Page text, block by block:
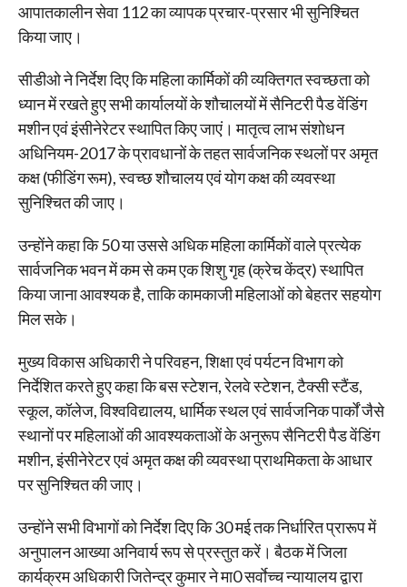
आपातकालीन सेवा 112 का व्यापक प्रचार-प्रसार भी सुनिश्चित
किया जाए।
सीडीओ ने निर्देश दिए कि महिला कार्मिकों की व्यक्तिगत स्वच्छता को
ध्यान में रखते हुए सभी कार्यालयों के शौचालयों में सैनिटरी पैड वेंडिंग
मशीन एवं इंसीनेरेटर स्थापित किए जाएं। मातृत्व लाभ संशोधन
अधिनियम-2017 के प्रावधानों के तहत सार्वजनिक स्थलों पर अमृत
कक्ष (फीडिंग रूम), स्वच्छ शौचालय एवं योग कक्ष की व्यवस्था
सुनिश्चित की जाए।
उन्होंने कहा कि 50 या उससे अधिक महिला कार्मिकों वाले प्रत्येक
सार्वजनिक भवन में कम से कम एक शिशु गृह (क्रेच केंद्र) स्थापित
किया जाना आवश्यक है, ताकि कामकाजी महिलाओं को बेहतर सहयोग
मिल सके।
मुख्य विकास अधिकारी ने परिवहन, शिक्षा एवं पर्यटन विभाग को
निर्देशित करते हुए कहा कि बस स्टेशन, रेलवे स्टेशन, टैक्सी स्टैंड,
स्कूल, कॉलेज, विश्वविद्यालय, धार्मिक स्थल एवं सार्वजनिक पार्कों जैसे
स्थानों पर महिलाओं की आवश्यकताओं के अनुरूप सैनिटरी पैड वेंडिंग
मशीन, इंसीनेरेटर एवं अमृत कक्ष की व्यवस्था प्राथमिकता के आधार
पर सुनिश्चित की जाए।
उन्होंने सभी विभागों को निर्देश दिए कि 30 मई तक निर्धारित प्रारूप में
अनुपालन आख्या अनिवार्य रूप से प्रस्तुत करें। बैठक में जिला
कार्यक्रम अधिकारी जितेन्द्र कुमार ने मा0 सर्वाेच्च न्यायालय द्वारा